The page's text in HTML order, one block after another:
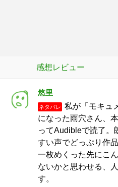
感想レビュー
悠里
ネタバレ
私が「モキュ
になった雨穴さん、
ってAudibleで読了。
すい声でどっぷり作
一枚めくった先にこ
ないかと思わせる、
す。